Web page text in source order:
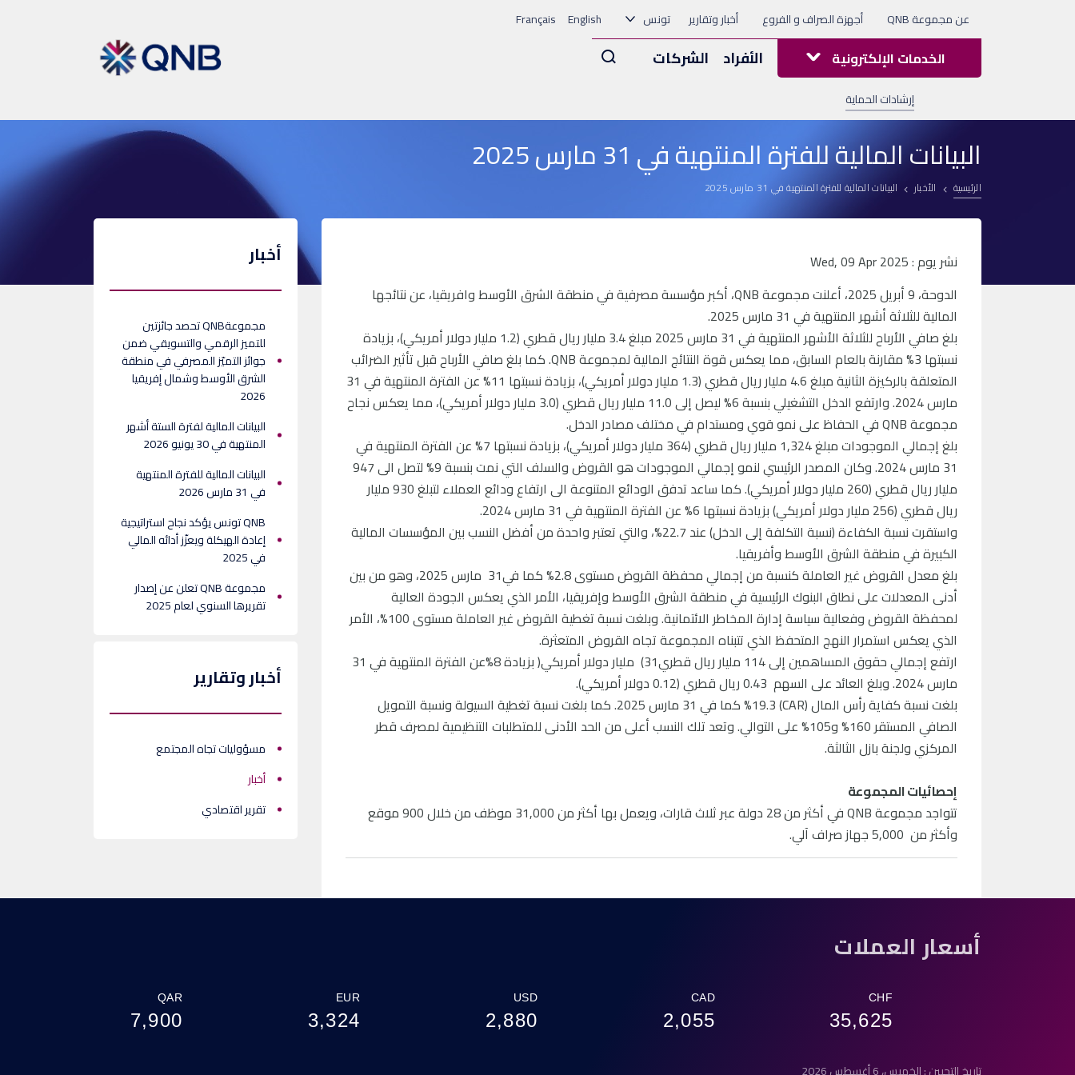
عن مجموعة QNB أجهزة الصراف و الفروع أخبار وتقارير تونس English
Français
الأفراد الشركاتArama الخدمات الإلكترونية
إرشادات الحماية
البيانات المالية للفترة المنتهية في 31 مارس 2025
الرئيسية الأخبار البيانات المالية للفترة المنتهية في 31 مارس 2025
نشر يوم : Wed, 09 Apr 2025
الدوحة، 9 أبريل 2025، أعلنت مجموعة QNB، أكبر مؤسسة مصرفية في منطقة الشرق الأوسط وافريقيا، عن نتائجها
المالية للثلاثة أشهر المنتهية في 31 مارس 2025.
بلغ صافي الأرباح للثلاثة الأشهر المنتهية في 31 مارس 2025 مبلغ 3.4 مليار ريال قطري (1.2 مليار دولار أمريكي)، بزيادة
نسبتها 3% مقارنة بالعام السابق، مما يعكس قوة النتائج المالية لمجموعة QNB. كما بلغ صافي الأرباح قبل تأثير الضرائب
المتعلقة بالركيزة الثانية مبلغ 4.6 مليار ريال قطري (1.3 مليار دولار أمريكي)، بزيادة نسبتها 11% عن الفترة المنتهية في 31
مارس 2024. وارتفع الدخل التشغيلي بنسبة 6% ليصل إلى 11.0 مليار ريال قطري (3.0 مليار دولار أمريكي)، مما يعكس نجاح
مجموعة QNB في الحفاظ على نمو قوي ومستدام في مختلف مصادر الدخل.
بلغ إجمالي الموجودات مبلغ 1,324 مليار ريال قطري (364 مليار دولار أمريكي)، بزيادة نسبتها 7% عن الفترة المنتهية في
31 مارس 2024. وكان المصدر الرئيسي لنمو إجمالي الموجودات هو القروض والسلف التي نمت بنسبة 9% لتصل الى 947
مليار ريال قطري (260 مليار دولار أمريكي). كما ساعد تدفق الودائع المتنوعة الى ارتفاع ودائع العملاء لتبلغ 930 مليار
ريال قطري (256 مليار دولار أمريكي) بزيادة نسبتها 6% عن الفترة المنتهية في 31 مارس 2024.
واستقرت نسبة الكفاءة (نسبة التكلفة إلى الدخل) عند 22.7%، والتي تعتبر واحدة من أفضل النسب بين المؤسسات المالية
الكبيرة في منطقة الشرق الأوسط وأفريقيا.
بلغ معدل القروض غير العاملة كنسبة من إجمالي محفظة القروض مستوى 2.8% كما في31 مارس 2025، وهو من بين
أدنى المعدلات على نطاق البنوك الرئيسية في منطقة الشرق الأوسط وإفريقيا، الأمر الذي يعكس الجودة العالية
لمحفظة القروض وفعالية سياسة إدارة المخاطر الائتمانية. وبلغت نسبة تغطية القروض غير العاملة مستوى 100%، الأمر
الذي يعكس استمرار النهج المتحفظ الذي تتبناه المجموعة تجاه القروض المتعثرة.
ارتفع إجمالي حقوق المساهمين إلى 114 مليار ريال قطري31) مليار دولار أمريكي( بزيادة 8%عن الفترة المنتهية في 31
مارس 2024. وبلغ العائد على السهم 0.43 ريال قطري (0.12 دولار أمريكي).
بلغت نسبة كفاية رأس المال (CAR) %19.3 كما في 31 مارس 2025. كما بلغت نسبة تغطية السيولة ونسبة التمويل
الصافي المستقر 160% و105% على التوالي. وتعد تلك النسب أعلى من الحد الأدنى للمتطلبات التنظيمية لمصرف قطر
المركزي ولجنة بازل الثالثة.
إحصائيات المجموعة
تتواجد مجموعة QNB في أكثر من 28 دولة عبر ثلاث قارات، ويعمل بها أكثر من 31,000 موظف من خلال 900 موقع
وأكثر من 5,000 جهاز صراف آلي.
أخبار
مجموعةQNB تحصد جائزتين
للتميز الرقمي والتسويقي ضمن
جوائز التميّز المصرفي في منطقة
الشرق الأوسط وشمال إفريقيا
2026
البيانات المالية لفترة الستة أشهر
المنتهية في 30 يونيو 2026
البيانات المالية للفترة المنتهية
في 31 مارس 2026
QNB تونس يؤكد نجاح استراتيجية
إعادة الهيكلة ويعزّز أدائه المالي
في 2025
مجموعة QNB تعلن عن إصدار
تقريرها السنوي لعام 2025
أخبار وتقارير
مسؤوليات تجاه المجتمع
أخبار
تقرير اقتصادي
أسعار العملات
QAR
7,900
EUR
3,324
USD
2,880
CAD
2,055
CHF
35,625